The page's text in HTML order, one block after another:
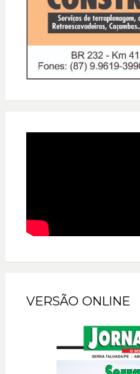
VERSÃO ONLINE